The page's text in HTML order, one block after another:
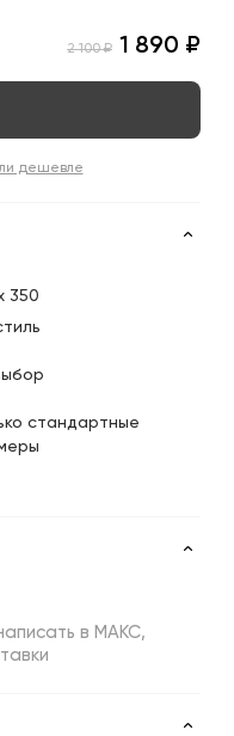
2 100 ₽ 1 890 ₽
дешевле
350
стандартные
в МАКС,